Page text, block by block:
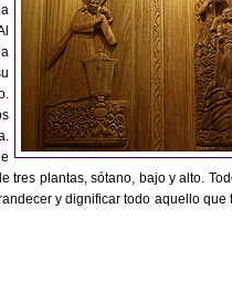
tres plantas, sótano, bajo y alto.
y dignificar todo aquello que